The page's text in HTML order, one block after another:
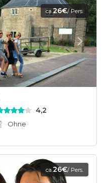
ca.26€/ Pers.
4,2
Ohne
ca.26€/ Pers.